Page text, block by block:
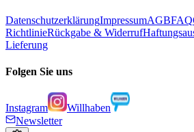
DatenschutzerklärungImpressumAGBFAQ
RichtlinieRückgabe & Widerruf
Lieferung
Folgen Sie uns
Instagram
Willhaben
Newsletter